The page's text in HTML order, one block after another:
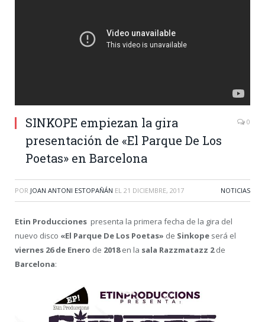
SINKOPE empiezan la gira
presentación de «El Parque De Los
Poetas» en Barcelona
0
POR JOAN ANTONI ESTOPAÑÁN EL 21 DICIEMBRE, 2017 NOTICIAS
Etin Producciones presenta la primera fecha de la gira del
nuevo disco «El Parque De Los Poetas» de Sinkope será el
viernes 26 de Enero de 2018en la sala Razzmatazz 2de
Barcelona: